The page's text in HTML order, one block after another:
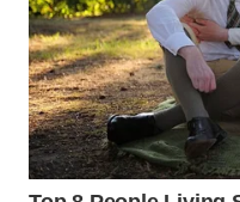
WN
TAPANULI
UTARA
WN
SAMOSIR